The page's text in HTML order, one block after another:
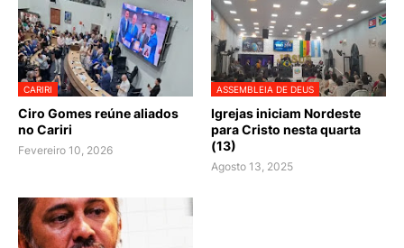
CARIRI
Ciro Gomes reúne aliados
no Cariri
Fevereiro 10, 2026
ASSEMBLEIA DE DEUS
Igrejas iniciam Nordeste
para Cristo nesta quarta
(13)
Agosto 13, 2025